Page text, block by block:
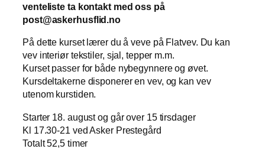
venteliste ta kontakt med oss på
post@askerhusflid.no
På dette kurset lærer du å veve på Flatvev. Du kan
vev interiør tekstiler, sjal, tepper m.m.
Kurset passer for både nybegynnere og øvet.
Kursdeltakerne disponerer en vev, og kan vev
utenom kurstiden.
Starter 18. august og går over 15 tirsdager
Kl 17.30-21 ved Asker Prestegård
Totalt 52,5 timer